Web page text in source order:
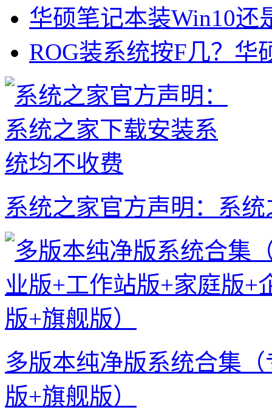
华硕笔记本装Win10还
ROG装系统按F几？华
系统之家官方声明：系
多版本纯净版系统合集
版+旗舰版）